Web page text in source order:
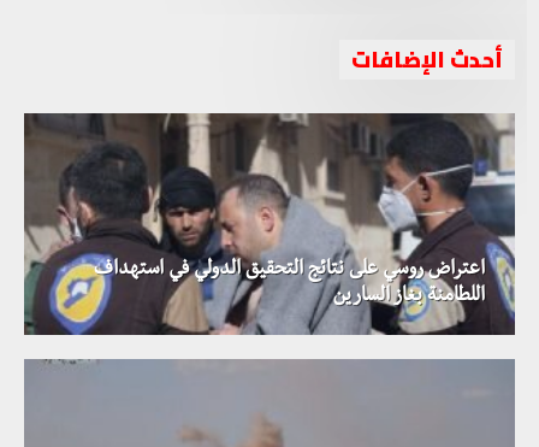
أحدث الإضافات
اعتراض روسي على نتائج التحقيق الدولي في استهداف
اللطامنة بغاز السارين